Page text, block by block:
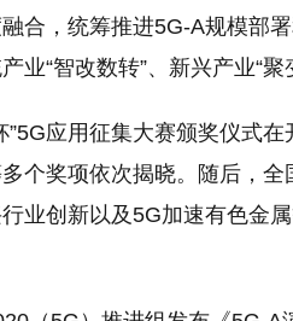
合，统筹推进5G-A规模部
业“智改数转”、新兴产业“
”5G应用征集大赛颁奖仪式
个奖项依次揭晓。随后，
业创新以及5G加速有色金